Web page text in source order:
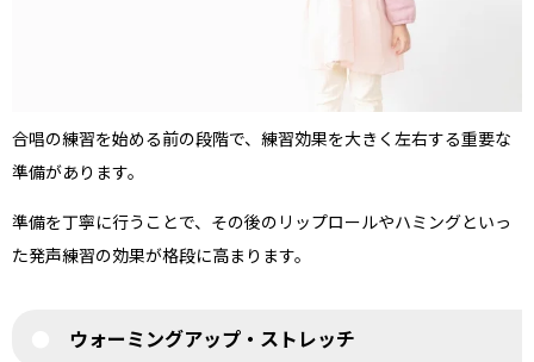
合唱の練習を始める前の段階で、練習効果を大きく左右する重要な
準備があります。
準備を丁寧に行うことで、その後のリップロールやハミングといっ
た発声練習の効果が格段に高まります。
ウォーミングアップ・ストレッチ